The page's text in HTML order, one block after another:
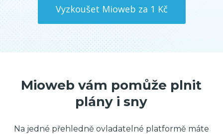
Vyzkoušet Mioweb za 1 Kč
Mioweb vám pomůže plnit
plány i sny
Na jedné přehledně ovladatelné platformě máte